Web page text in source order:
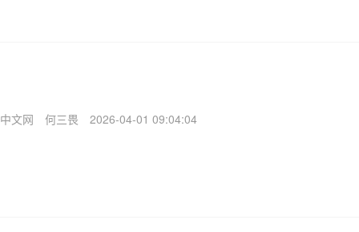
中文网 何三畏 2026-04-01 09:04:04